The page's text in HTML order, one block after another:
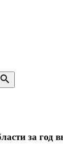
search
за год